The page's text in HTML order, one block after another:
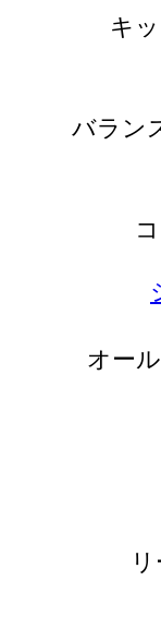
キ
バラン
オー